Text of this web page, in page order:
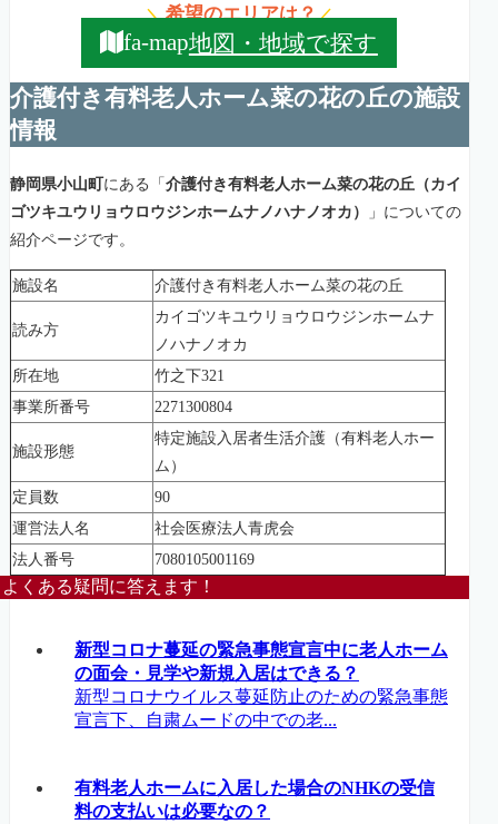
＼希望のエリアは？／
fa-map地図・地域で探す
介護付き有料老人ホーム菜の花の丘の施設
情報
静岡県小山町 にある「 介護付き有料老人ホーム菜の花の丘（カイ
ゴツキユウリョウロウジンホームナノハナノオカ）
」についての
紹介ページです。
施設名 介護付き有料老人ホーム菜の花の丘
読み方
カイゴツキユウリョウロウジンホームナ
ノハナノオカ
所在地
竹之下321
事業所番号
2271300804
施設形態
特定施設入居者生活介護（有料老人ホー
ム）
定員数
90
運営法人名
社会医療法人青虎会
法人番号
7080105001169
よくある疑問に答えます！
新型コロナ蔓延の緊急事態宣言中に老人ホーム
の面会・見学や新規入居はできる？
新型コロナウイルス蔓延防止のための緊急事態
宣言下、自粛ムードの中での老...
有料老人ホームに入居した場合のNHKの受信
料の支払いは必要なの？